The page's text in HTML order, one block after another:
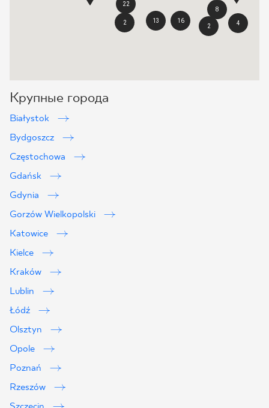
13
22
8
16
2
2 4
Крупные города
Białystok
Bydgoszcz
Częstochowa
Gdańsk
Gdynia
Gorzów Wielkopolski
Katowice
Kielce
Kraków
Lublin
Łódź
Olsztyn
Opole
Poznań
Rzeszów